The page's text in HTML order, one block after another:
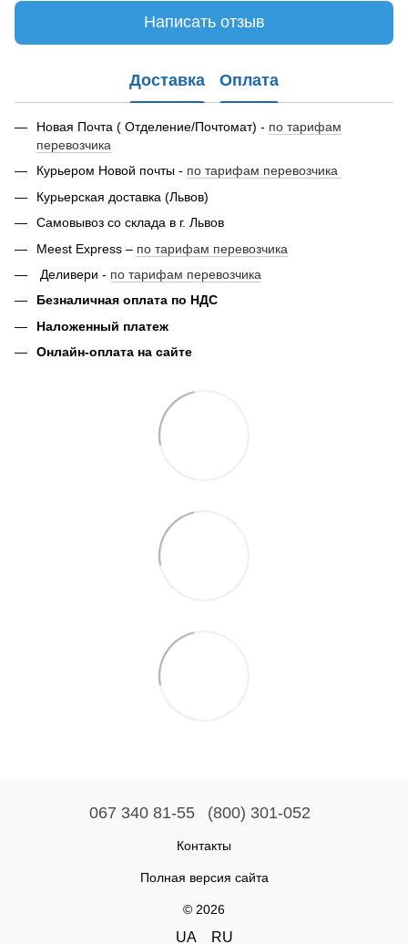
Написать отзыв
Доставка Оплата
Новая Почта ( Отделение/Почтомат) - по тарифам
перевозчика
Курьером Новой почты - по тарифам перевозчика
Курьерская доставка (Львов)
Самовывоз со склада в г. Львов
Meest Express – по тарифам перевозчика
Деливери - по тарифам перевозчика
Безналичная оплата по НДС
Наложенный платеж
Онлайн-оплата на сайте
067 340 81-55 (800) 301-052
Контакты
Полная версия сайта
© 2026
UA RU